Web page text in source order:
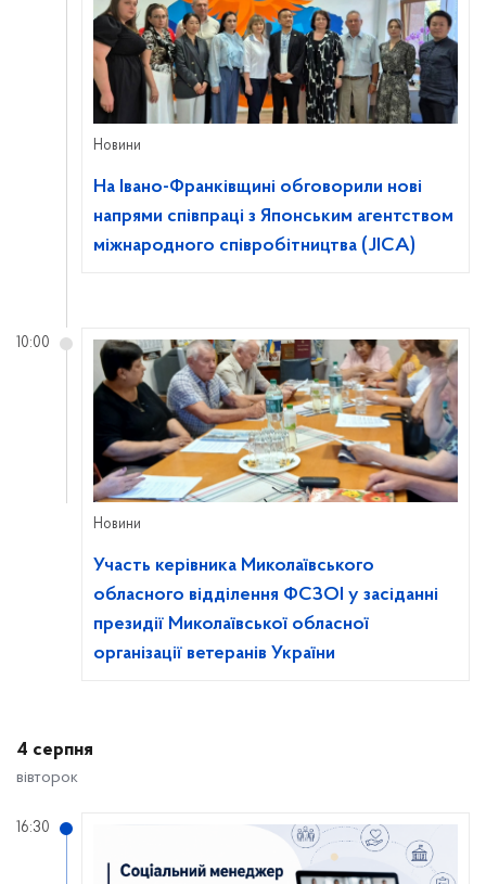
Новини
На Івано-Франківщині обговорили нові
напрями співпраці з Японським агентством
міжнародного співробітництва (JICA)
Новини
Участь керівника Миколаївського
обласного відділення ФСЗОІ у засіданні
президії Миколаївської обласної
організації ветеранів України
10:00
4 серпня
вівторок
16:30